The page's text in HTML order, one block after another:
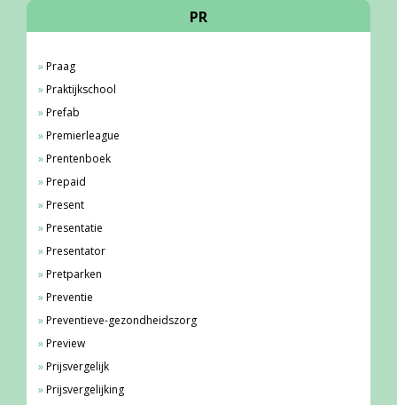
PR
Praag
Praktijkschool
Prefab
Premierleague
Prentenboek
Prepaid
Present
Presentatie
Presentator
Pretparken
Preventie
Preventieve-gezondheidszorg
Preview
Prijsvergelijk
Prijsvergelijking